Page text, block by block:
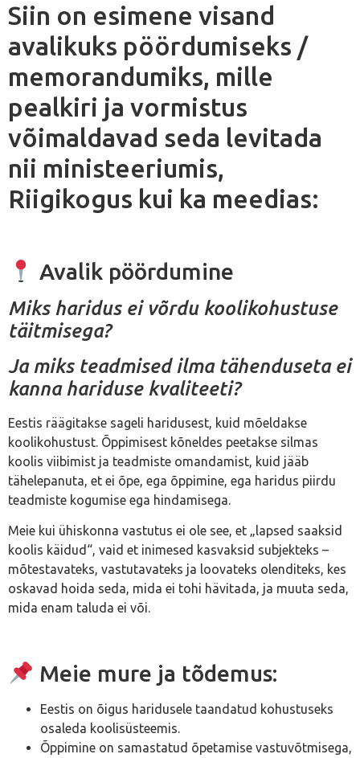
Siin on esimene visand
avalikuks pöördumiseks /
memorandumiks, mille
pealkiri ja vormistus
võimaldavad seda levitada
nii ministeeriumis,
Riigikogus kui ka meedias:
Avalik pöördumine
Miks haridus ei võrdu koolikohustuse
täitmisega?
Ja miks teadmised ilma tähenduseta ei
kanna hariduse kvaliteeti?
Eestis räägitakse sageli haridusest, kuid mõeldakse
koolikohustust. Õppimisest kõneldes peetakse silmas
koolis viibimist ja teadmiste omandamist, kuid jääb
tähelepanuta, et ei õpe, ega õppimine, ega haridus piirdu
teadmiste kogumise ega hindamisega.
Meie kui ühiskonna vastutus ei ole see, et „lapsed saaksid
koolis käidud“, vaid et inimesed kasvaksid subjekteks –
mõtestavateks, vastutavateks ja loovateks olenditeks, kes
oskavad hoida seda, mida ei tohi hävitada, ja muuta seda,
mida enam taluda ei või.
Meie mure ja tõdemus:
Eestis on õigus haridusele taandatud kohustuseks
osaleda koolisüsteemis.
Õppimine on samastatud õpetamise vastuvõtmisega,